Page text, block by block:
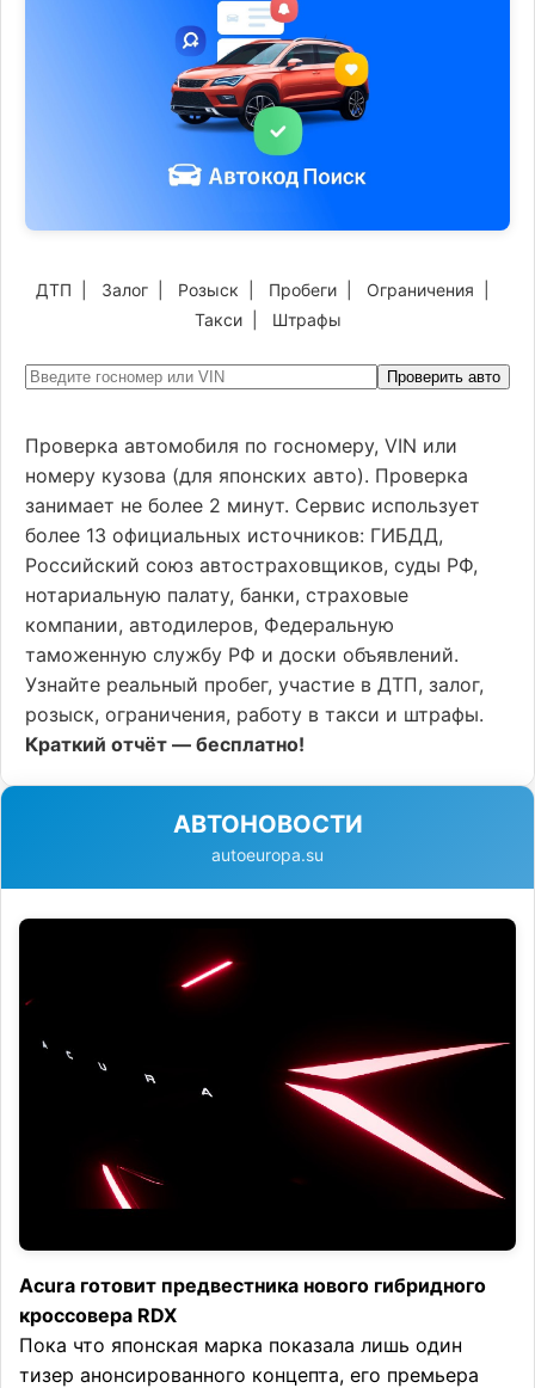
ДТП Залог Розыск Пробеги Ограничения
Такси| Штрафы
Проверить авто
Проверка автомобиля по госномеру, VIN или
номеру кузова (для японских авто). Проверка
занимает не более 2 минут. Сервис использует
более 13 официальных источников: ГИБДД,
Российский союз автостраховщиков, суды РФ,
нотариальную палату, банки, страховые
компании, автодилеров, Федеральную
таможенную службу РФ и доски объявлений.
Узнайте реальный пробег, участие в ДТП, залог,
розыск, ограничения, работу в такси и штрафы.
Краткий отчёт — бесплатно!
АВТОНОВОСТИ
autoeuropa.su
Acura готовит предвестника нового гибридного
кроссовера RDX
Пока что японская марка показала лишь один
тизер анонсированного концепта, его премьера